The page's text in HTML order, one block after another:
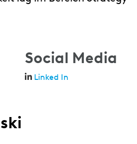
Social Media
Linked In